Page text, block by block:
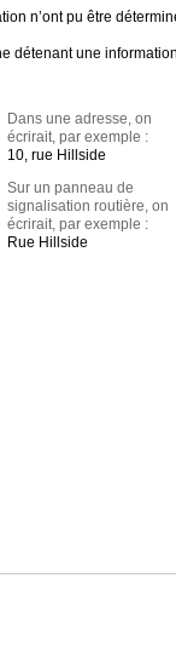
n’ont pu être
détenant une
Dans une adresse, on
écrirait, par exemple :
10, rue Hillside
Sur un panneau de
signalisation routière, on
écrirait, par exemple :
Rue Hillside